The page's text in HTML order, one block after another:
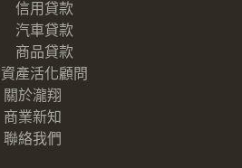
信用貸款
汽車貸款
商品貸款
資產活化顧問
關於瀧翔
商業新知
聯絡我們